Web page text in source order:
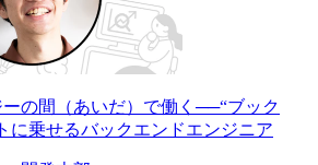
の間（あいだ）で働く──“ブック
に乗せるバックエンドエンジニア